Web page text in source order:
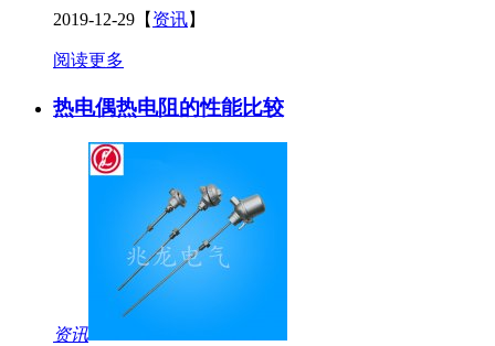
2019-12-29 【 资讯】
阅读更多
热电偶热电阻的性能比较
资讯